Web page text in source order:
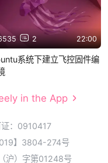
2 22:00
系统下建立飞控固件编
in the App
：0910417
】3804-274号
沪）字第01248号